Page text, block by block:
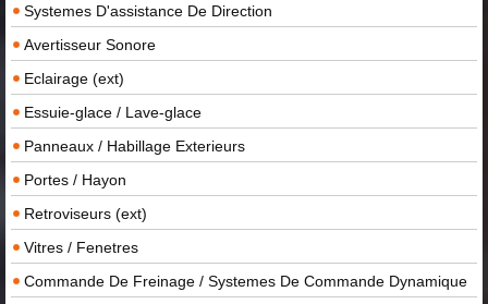
Systemes D'assistance De Direction
Avertisseur Sonore
Eclairage (ext)
Essuie-glace / Lave-glace
Panneaux / Habillage Exterieurs
Portes / Hayon
Retroviseurs (ext)
Vitres / Fenetres
Commande De Freinage / Systemes De Commande Dynamique